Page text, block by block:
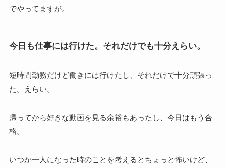
でやってますが。
今日も仕事には行けた。それだけでも十分えらい。
短時間勤務だけど働きには行けたし、それだけで十分頑張っ
た。えらい。
帰ってから好きな動画を見る余裕もあったし、今日はもう合
格。
いつか一人になった時のことを考えるとちょっと怖いけど、